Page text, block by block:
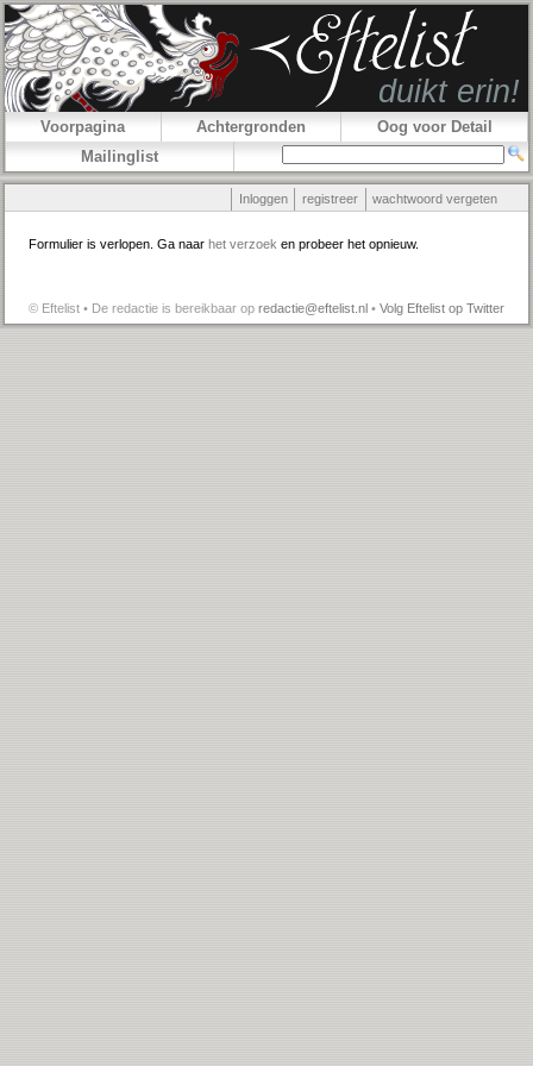
Voorpagina Achtergronden
Oog voor Detail
Mailinglist
Inloggen registreer wachtwoord vergeten
Formulier is verlopen. Ga naar het verzoek en probeer het opnieuw.
© Eftelist • De redactie is bereikbaar op redactie@eftelist.nl • Volg Eftelist op Twitter